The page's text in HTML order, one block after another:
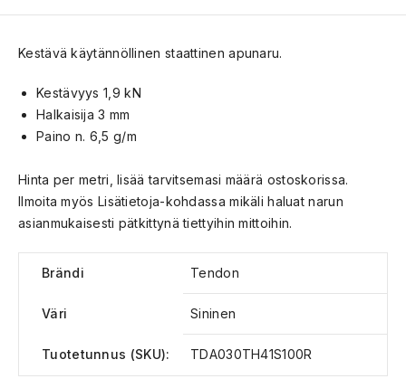
Kestävä käytännöllinen staattinen apunaru.
Kestävyys 1,9 kN
Halkaisija 3 mm
Paino n. 6,5 g/m
Hinta per metri, lisää tarvitsemasi määrä ostoskorissa.
Ilmoita myös Lisätietoja-kohdassa mikäli haluat narun
asianmukaisesti pätkittynä tiettyihin mittoihin.
Brändi Tendon
Väri Sininen
Tuotetunnus (SKU): TDA030TH41S100R